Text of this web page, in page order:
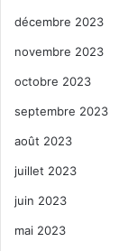
décembre 2023
novembre 2023
octobre 2023
septembre 2023
août 2023
juillet 2023
juin 2023
mai 2023